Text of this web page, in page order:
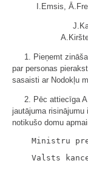
I.Emsis,
1. Pieņemt
par personas
sasaisti ar Nodokļu
2. Pēc attiecīga
jautājuma
notikušo domu